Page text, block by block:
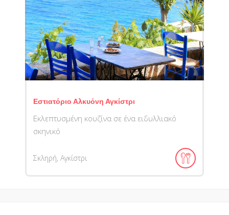
Εστιατόριο Αλκυόνη Αγκίστρι
Εκλεπτυσμένη κουζίνα σε ένα ειδυλλιακό
σκηνικό
Σκληρή, Αγκίστρι